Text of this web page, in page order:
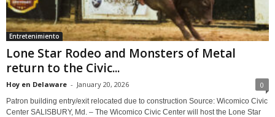
Entretenimiento
Lone Star Rodeo and Monsters of Metal
return to the Civic...
Hoy en Delaware - January 20, 2026 0
Patron building entry/exit relocated due to construction Source: Wicomico Civic
Center SALISBURY, Md. – The Wicomico Civic Center will host the Lone Star